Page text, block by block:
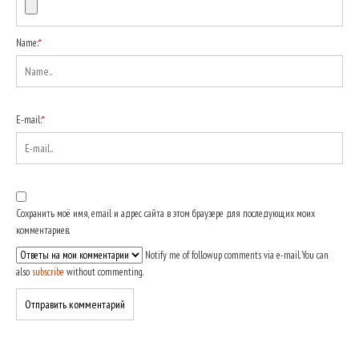
Name:*
E-mail:*
Сохранить моё имя, email и адрес сайта в этом браузере для последующих моих
комментариев.
Notify me of followup comments via e-mail. You can
also subscribe without commenting.